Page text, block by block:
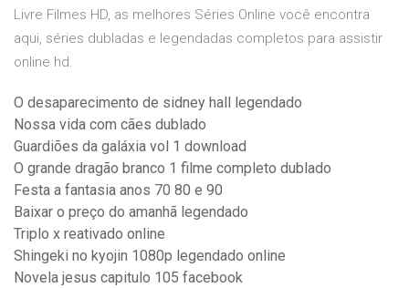
Livre Filmes HD, as melhores Séries Online você encontra
aqui, séries dubladas e legendadas completos para assistir
online hd.
O desaparecimento de sidney hall legendado
Nossa vida com cães dublado
Guardiões da galáxia vol 1 download
O grande dragão branco 1 filme completo dublado
Festa a fantasia anos 70 80 e 90
Baixar o preço do amanhã legendado
Triplo x reativado online
Shingeki no kyojin 1080p legendado online
Novela jesus capitulo 105 facebook